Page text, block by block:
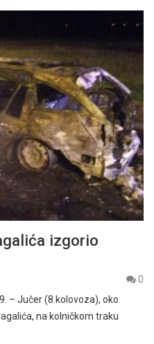
izgorio
0
– Jučer (8.kolovoza), oko
na kolničkom traku